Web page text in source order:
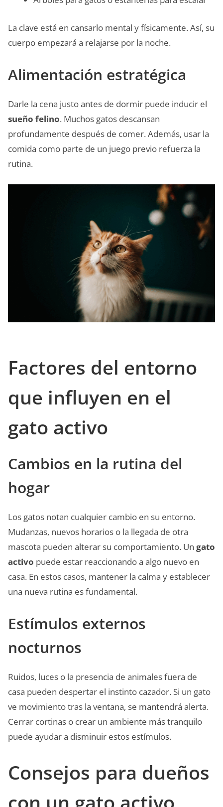
La clave está en cansarlo mental y físicamente. Así, su
cuerpo empezará a relajarse por la noche.
Alimentación estratégica
Darle la cena justo antes de dormir puede inducir el
sueño felino. Muchos gatos descansan
profundamente después de comer. Además, usar la
comida como parte de un juego previo refuerza la
rutina.
Factores del entorno
que influyen en el
gato activo
Cambios en la rutina del
hogar
Los gatos notan cualquier cambio en su entorno.
Mudanzas, nuevos horarios o la llegada de otra
mascota pueden alterar su comportamiento. Un gato
activo puede estar reaccionando a algo nuevo en
casa. En estos casos, mantener la calma y establecer
una nueva rutina es fundamental.
Estímulos externos
nocturnos
Ruidos, luces o la presencia de animales fuera de
casa pueden despertar el instinto cazador. Si un gato
ve movimiento tras la ventana, se mantendrá alerta.
Cerrar cortinas o crear un ambiente más tranquilo
puede ayudar a disminuir estos estímulos.
Consejos para dueños